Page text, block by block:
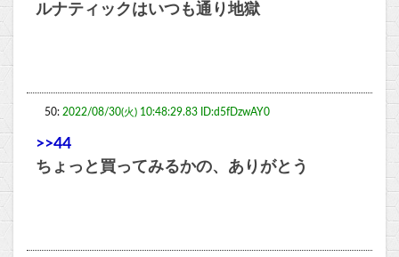
ルナティックはいつも通り地獄
50: 2022/08/30(火) 10:48:29.83 ID:d5fDzwAY0
>>44
ちょっと買ってみるかの、ありがとう